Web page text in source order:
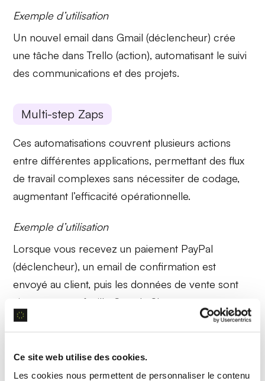
Ce site web utilise des cookies.
Les cookies nous permettent de personnaliser le contenu
Exemple d’utilisation
Un nouvel email dans Gmail (déclencheur) crée
une tâche dans Trello (action), automatisant le suivi
descommunications et des projets.
Multi-step Zaps
Ces automatisations couvrent plusieurs actions
entre différentes applications, permettant desflux
de travail complexes sans nécessiter de codage,
augmentant l’efficacité opérationnelle.
Exemple d’utilisation
Lorsque vous recevez un paiement PayPal
(déclencheur), un email de confirmation est
envoyé au client, puis les données de vente sont
ajoutées à une feuille Google Sheets.
Utilisez desfiltres et conditionspour affiner les